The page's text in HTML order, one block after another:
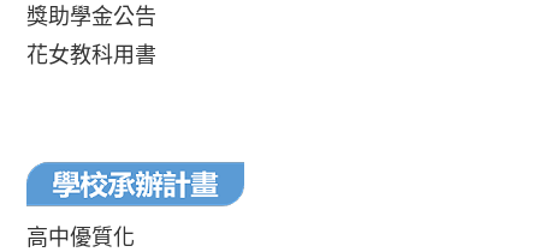
獎助學金公告
花女教科用書
高中優質化